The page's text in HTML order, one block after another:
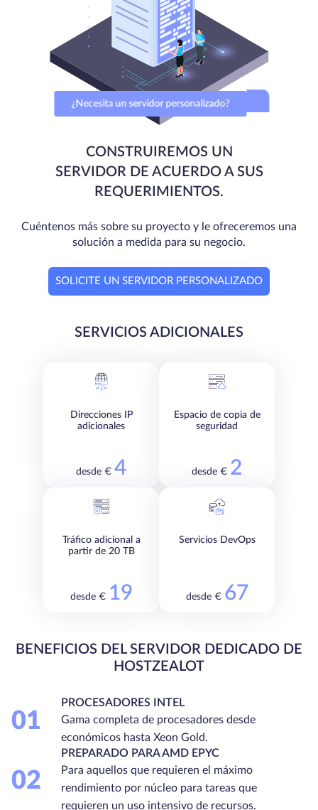
¿Necesita un servidor personalizado?
CONSTRUIREMOS UN
SERVIDOR DE ACUERDO A SUS
REQUERIMIENTOS.
Cuéntenos más sobre su proyecto y le ofreceremos una
solución a medida para su negocio.
SOLICITE UN SERVIDOR PERSONALIZADO
SERVICIOS ADICIONALES
Direcciones IP
adicionales
desde € 4
Espacio de copia de
seguridad
desde € 2
Tráfico adicional a
partir de 20 TB
desde € 19
Servicios DevOps
desde € 67
BENEFICIOS DEL SERVIDOR DEDICADO DE
HOSTZEALOT
01
PROCESADORES INTEL
Gama completa de procesadores desde
económicos hasta Xeon Gold.
02
PREPARADO PARA AMD EPYC
Para aquellos que requieren el máximo
rendimiento por núcleo para tareas que
requieren un uso intensivo de recursos.